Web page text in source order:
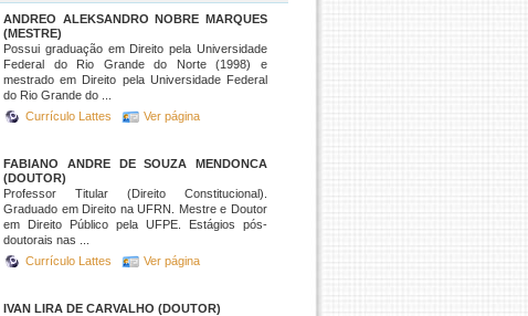
ANDREO ALEKSANDRO NOBRE MARQUES
(MESTRE)
Possui graduação em Direito pela Universidade
Federal do Rio Grande do Norte (1998) e
mestrado em Direito pela Universidade Federal
do Rio Grande do ...
Currículo Lattes
Ver página
FABIANO ANDRE DE SOUZA MENDONCA
(DOUTOR)
Professor Titular (Direito Constitucional).
Graduado em Direito na UFRN. Mestre e Doutor
em Direito Público pela UFPE. Estágios pós-
doutorais nas ...
Currículo Lattes
Ver página
IVAN LIRA DE CARVALHO (DOUTOR)